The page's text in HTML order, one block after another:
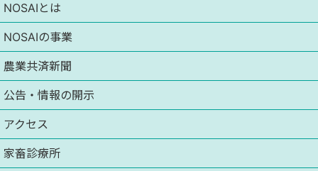
NOSAIとは
NOSAIの事業
農業共済新聞
公告・情報の開示
アクセス
家畜診療所